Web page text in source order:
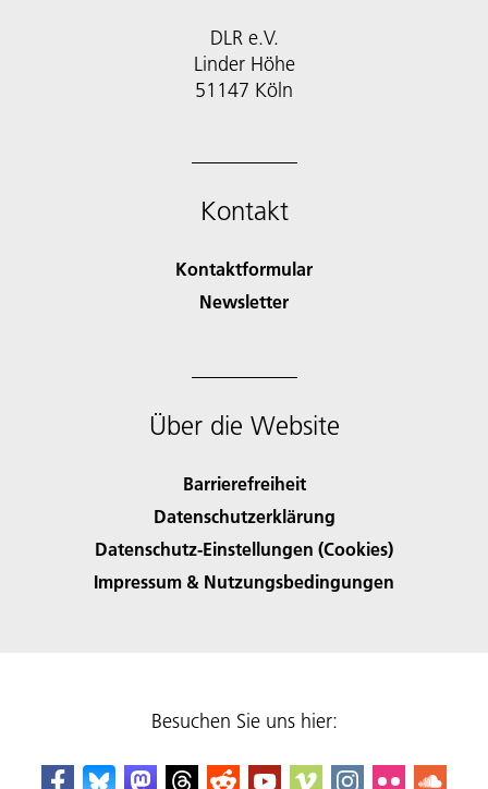
DLR e.V.
Linder Höhe
51147 Köln
Kontakt
Kontaktformular
Newsletter
Über die Website
Barrierefreiheit
Datenschutzerklärung
Datenschutz-Einstellungen (Cookies)
Impressum & Nutzungsbedingungen
Besuchen Sie uns hier: